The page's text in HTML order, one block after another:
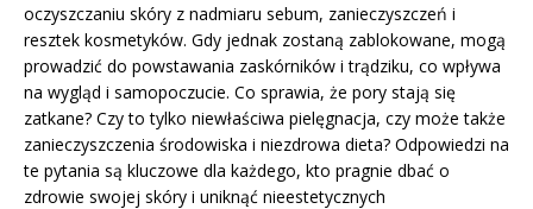
oczyszczaniu skóry z nadmiaru sebum, zanieczyszczeń i
resztek kosmetyków. Gdy jednak zostaną zablokowane, mogą
prowadzić do powstawania zaskórników i trądziku, co wpływa
na wygląd i samopoczucie. Co sprawia, że pory stają się
zatkane? Czy to tylko niewłaściwa pielęgnacja, czy może także
zanieczyszczenia środowiska i niezdrowa dieta? Odpowiedzi na
te pytania są kluczowe dla każdego, kto pragnie dbać o
zdrowie swojej skóry i uniknąć nieestetycznych